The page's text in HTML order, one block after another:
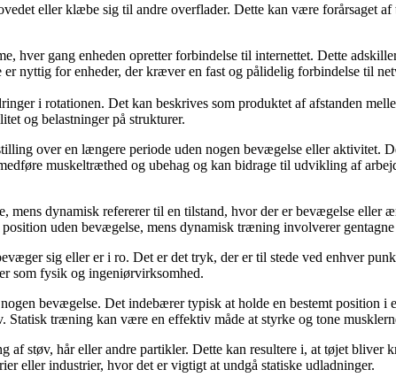
eller klæbe sig til andre overflader. Dette kan være forårsaget
hver gang enheden opretter forbindelse til internettet. Dette
nyttig for enheder, der kræver en fast og pålidelig forbindelse til
i rotationen. Det kan beskrives som produktet af afstanden
og belastninger på strukturer.
over en længere periode uden nogen bevægelse eller aktivitet.
muskeltræthed og ubehag og kan bidrage til udvikling af
dynamisk refererer til en tilstand, hvor der er bevægelse eller
uden bevægelse, mens dynamisk træning involverer
sig eller er i ro. Det er det tryk, der er til stede ved enhver
som fysik og ingeniørvirksomhed.
bevægelse. Det indebærer typisk at holde en bestemt position i
træning kan være en effektiv måde at styrke og tone
støv, hår eller andre partikler. Dette kan resultere i, at tøjet bliver
eller industrier, hvor det er vigtigt at undgå statiske udladninger.